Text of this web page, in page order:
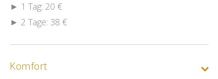
► 1 Tag: 20 €
► 2 Tage: 38 €
Komfort